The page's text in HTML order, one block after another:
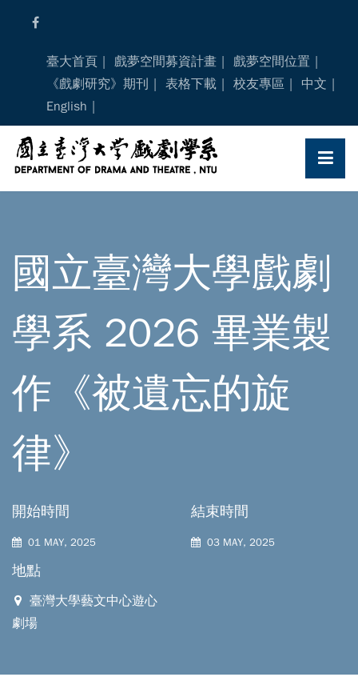
臺大首頁 戲夢空間募資計畫
戲夢空間位置
《戲劇研究》期刊
表格下載 校友專區
中文
English
國立臺灣大學戲劇
學系 2026 畢業製
作《被遺忘的旋
律》
開始時間
01 MAY, 2025
結束時間
03 MAY, 2025
地點
臺灣⼤學藝⽂中⼼遊⼼
劇場